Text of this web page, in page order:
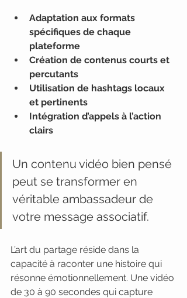
Adaptation aux formats
spécifiques de chaque
plateforme
Création de contenus courts et
percutants
Utilisation de hashtags locaux
et pertinents
Intégration d’appels à l’action
clairs
Un contenu vidéo bien pensé
peut se transformer en
véritable ambassadeur de
votre message associatif.
L’art du partage réside dans la
capacité à raconter une histoire qui
résonne émotionnellement. Une vidéo
de 30 à 90 secondes qui capture